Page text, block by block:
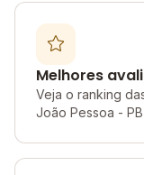
Melhores
Veja o ranking
João Pessoa - PB